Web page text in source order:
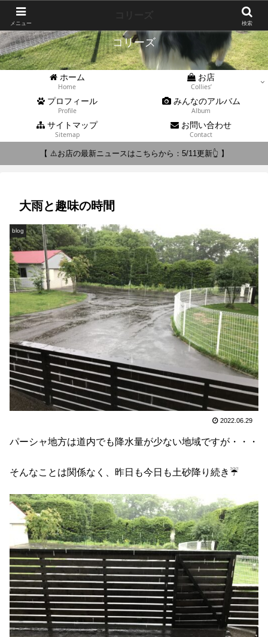
コリーズ
ホーム
Home
お店
Collies’
プロフィール
Profile
みんなのアルバム
Album
サイトマップ
Sitemap
お問い合わせ
Contact
【 ⚠️お店の最新ニュースはこちらから：5/11更新👆 】
大雨と趣味の時間
blog
2022.06.29
パーシャ地方は道内でも降水量が少ない地域ですが・・・
そんなことは関係なく、昨日も今日も土砂降り続き☔️
メニュー 検索